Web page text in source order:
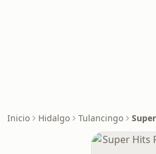
Inicio Hidalgo Tulancingo